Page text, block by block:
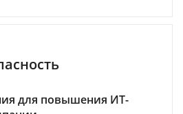
для повышения ИТ-